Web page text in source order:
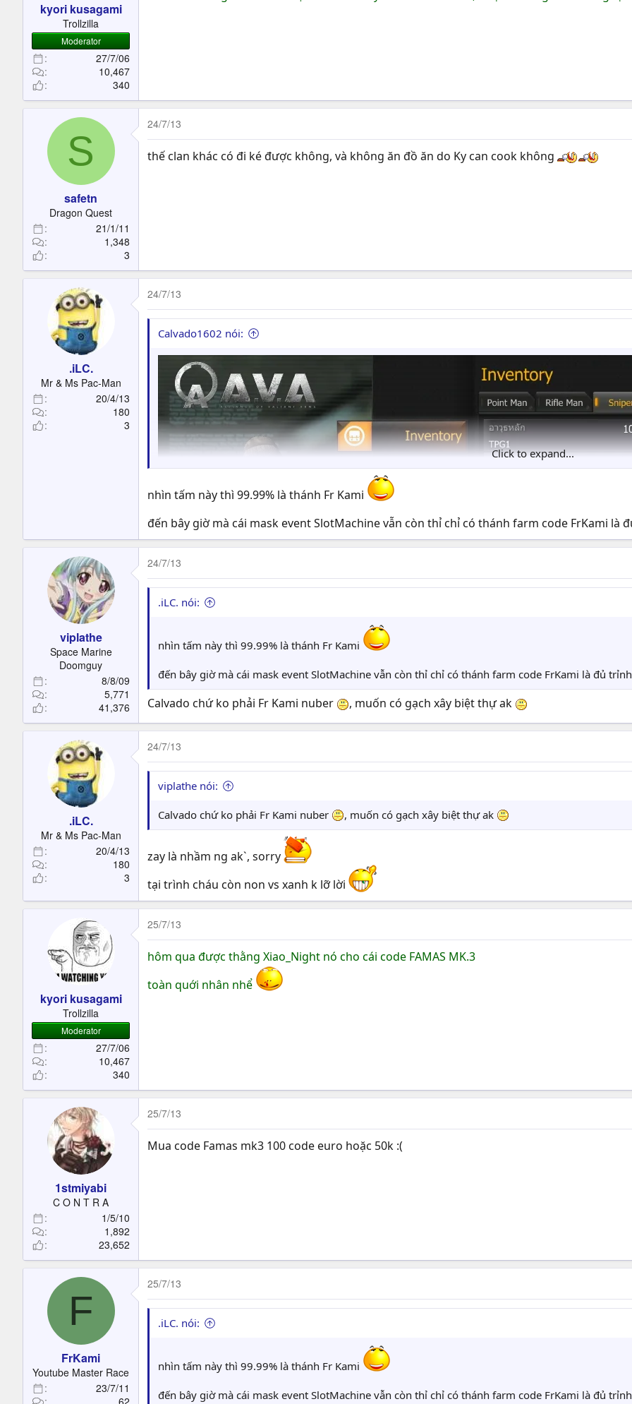
kyori kusagami
Trollzilla
Moderator
27/7/06
10,467
340
S
safetn
Dragon Quest
21/1/11
1,348
3
24/7/13
thế clan khác có đi ké được không, và không ăn đồ ăn do Ky can cook không
.iLC.
Mr & Ms Pac-Man
20/4/13
180
3
24/7/13
Calvado1602 nói:
well...
Click to expand...
nhìn tấm này thì 99.99% là thánh Fr Kami
đến bây giờ mà cái mask event SlotMachine vẫn còn thỉ chỉ có thánh farm code FrKami là
viplathe
Space Marine
Doomguy
8/8/09
5,771
41,376
24/7/13
.iLC. nói:
nhìn tấm này thì 99.99% là thánh Fr Kami
đến bây giờ mà cái mask event SlotMachine vẫn còn thỉ chỉ có thánh farm code FrKami là đủ
Calvado chứ ko phải Fr Kami nuber , muốn có gạch xây biệt thự ak
.iLC.
Mr & Ms Pac-Man
20/4/13
180
3
24/7/13
viplathe nói:
Calvado chứ ko phải Fr Kami nuber , muốn có gạch xây biệt thự ak
zay là nhầm ng ak`, sorry
tại trình cháu còn non vs xanh k lỡ lời
kyori kusagami
Trollzilla
Moderator
27/7/06
10,467
340
25/7/13
hôm qua được thằng Xiao_Night nó cho cái code FAMAS MK.3
toàn quới nhân nhể
1stmiyabi
C O N T R A
1/5/10
1,892
23,652
25/7/13
Mua code Famas mk3 100 code euro hoặc 50k :(
F
FrKami
Youtube Master Race
23/7/11
62
25/7/13
.iLC. nói:
nhìn tấm này thì 99.99% là thánh Fr Kami
đến bây giờ mà cái mask event SlotMachine vẫn còn thỉ chỉ có thánh farm code FrKami là đủ